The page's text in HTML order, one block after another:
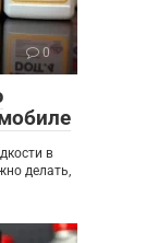
0
в
делать,